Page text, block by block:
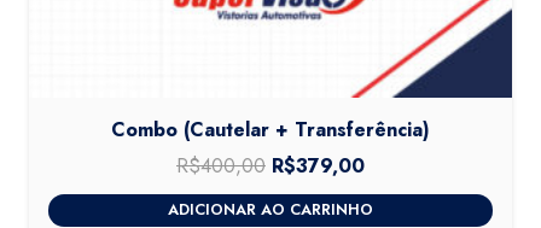
Combo (Cautelar + Transferência)
R$400,00 O
preço
R$379,00
preço
ADICIONAR AO CARRINHO